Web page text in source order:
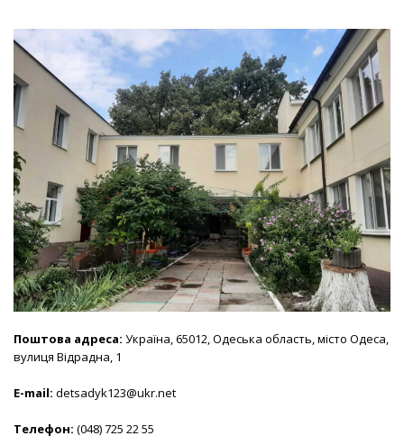
Поштова адреса: Україна, 65012, Одеська область, місто Одеса,
вулиця Відрадна, 1
E-mail: detsadyk123@ukr.net
Телефон: (048) 725 22 55